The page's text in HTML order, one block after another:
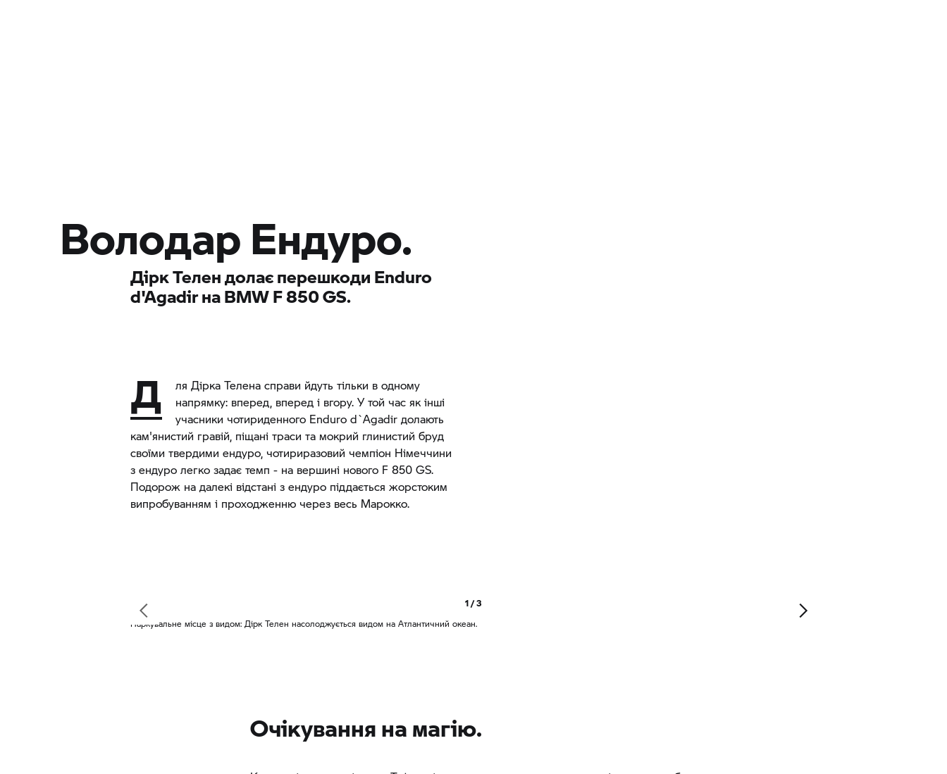
Володар Ендуро.
Дірк Телен долає перешкоди Enduro
d'Agadir на BMWF 850 GS.
Д
ля Дірка Телена справи йдуть тільки в одному
напрямку: вперед, вперед і вгору. У той час як інші
учасники чотириденного Enduro d`Agadir долають
кам'янистий гравій, піщані траси та мокрий глинистий бруд
своїми твердими ендуро, чотириразовий чемпіон Німеччини
з ендуро легко задає темп - на вершині нового F 850 GS.
Подорож на далекі відстані з ендуро піддається жорстоким
випробуванням і проходженню через весь Марокко.
1 / 3
Паркувальне місце з видом: Дірк Телен насолоджується видом на Атлантичний океан.
Очікування на магію.